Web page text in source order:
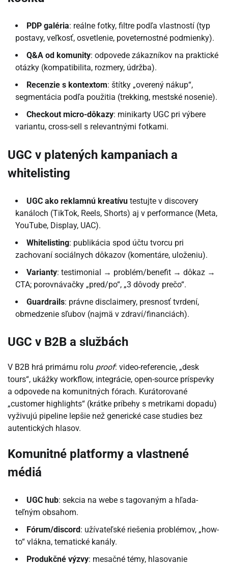
PDP galéria: reálne fotky, filtre podľa vlastností (typ
postavy, veľkosť, osvetlenie, poveternostné podmienky).
Q&A od komunity: odpovede zákazníkov na praktické
otázky (kompatibilita, rozmery, údržba).
Recenzie s kontextom: štítky „overený nákup“,
segmentácia podľa použitia (trekking, mestské nosenie).
Checkout micro-dôkazy: minikarty UGC pri výbere
variantu, cross-sell s relevantnými fotkami.
UGC v platených kampaniach a
whitelisting
UGC ako reklamnú kreatívu testujte v discovery
kanáloch (TikTok, Reels, Shorts) aj v performance (Meta,
YouTube, Display, UAC).
Whitelisting: publikácia spod účtu tvorcu pri
zachovaní sociálnych dôkazov (komentáre, uloženiu).
Varianty: testimonial → problém/benefit → dôkaz →
CTA; porovnávačky „pred/po“, „3 dôvody prečo“.
Guardrails: právne disclaimery, presnosť tvrdení,
obmedzenie sľubov (najmä v zdraví/financiách).
UGC v B2B a službách
V B2B hrá primárnu rolu proof: video-referencie, „desk
tours“, ukážky workflow, integrácie, open-source príspevky
a odpovede na komunitných fórach. Kurátorované
„customer highlights“ (krátke príbehy s metrikami dopadu)
vyživujú pipeline lepšie než generické case studies bez
autentických hlasov.
Komunitné platformy a vlastnené
médiá
UGC hub: sekcia na webe s tagovaným a hľada­
teľným obsahom.
Fórum/discord : užívateľské riešenia problémov, „how-
to“ vlákna, tematické kanály.
Produkčné výzvy: mesačné témy, hlasovanie